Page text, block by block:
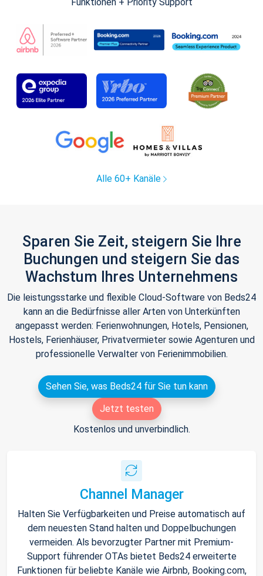
Alle 60+ Kanäle
Sparen Sie Zeit, steigern Sie Ihre
Buchungen und steigern Sie das
Wachstum Ihres Unternehmens
Die leistungsstarke und flexible Cloud-Software von Beds24
kann an die Bedürfnisse aller Arten von Unterkünften
angepasst werden: Ferienwohnungen, Hotels, Pensionen,
Hostels, Ferienhäuser, Privatvermieter sowie Agenturen und
professionelle Verwalter von Ferienimmobilien.
Sehen Sie, was Beds24 für Sie tun kann
Jetzt testen
Kostenlos und unverbindlich.
Channel Manager
Halten Sie Verfügbarkeiten und Preise automatisch auf
dem neuesten Stand halten und Doppelbuchungen
vermeiden. Als bevorzugter Partner mit Premium-
Support führender OTAs bietet Beds24 erweiterte
Funktionen für beliebte Kanäle wie Airbnb, Booking.com,